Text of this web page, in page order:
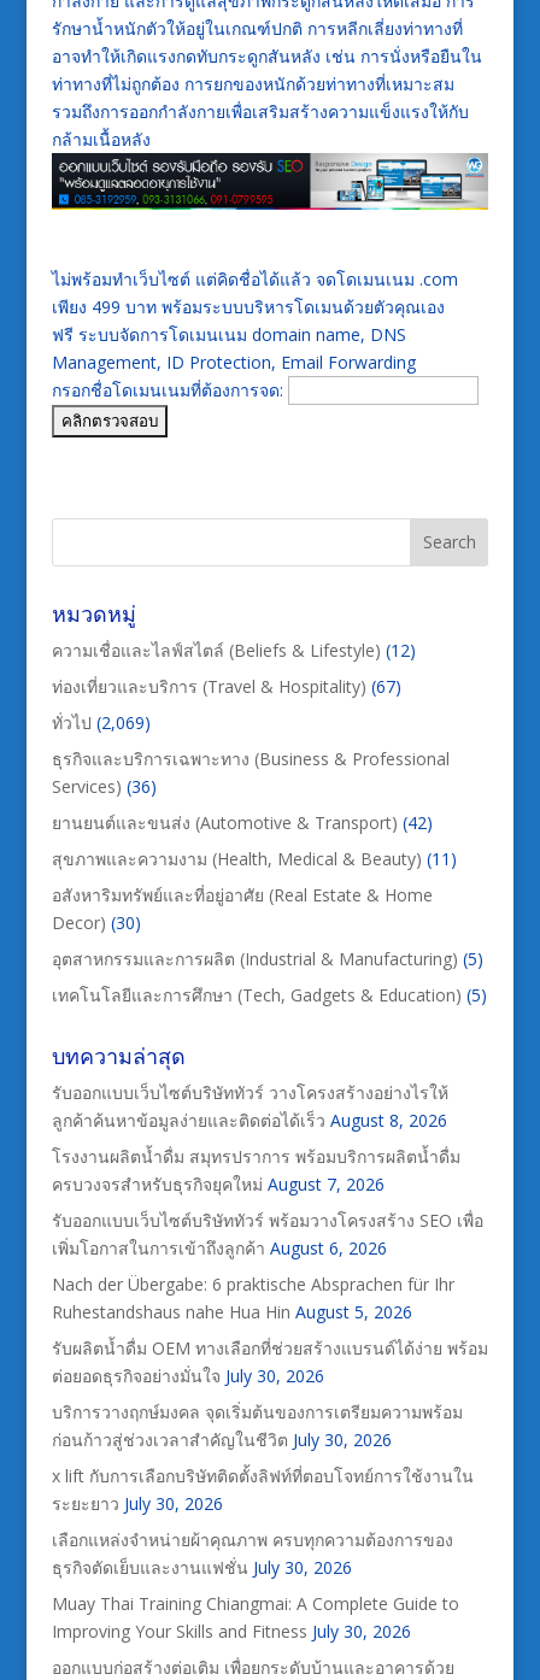
รักษาน้ำหนักตัวให้อยู่ในเกณฑ์ปกติ การหลีกเลี่ยงท่าทางที่
อาจทำให้เกิดแรงกดทับกระดูกสันหลัง เช่น การนั่งหรือยืนใน
ท่าทางที่ไม่ถูกต้อง การยกของหนักด้วยท่าทางที่เหมาะสม
รวมถึงการออกกำลังกายเพื่อเสริมสร้างความแข็งแรงให้กับ
กล้ามเนื้อหลัง
ไม่พร้อมทำเว็บไซต์ แต่คิดชื่อได้แล้ว จดโดเมนเนม .com
เพียง 499 บาท พร้อมระบบบริหารโดเมนด้วยตัวคุณเอง
ฟรี ระบบจัดการโดเมนเนม domain name, DNS
Management, ID Protection, Email Forwarding
กรอกชื่อโดเมนเนมที่ต้องการจด:
หมวดหมู่
ความเชื่อและไลฟ์สไตล์ (Beliefs & Lifestyle) (12)
ท่องเที่ยวและบริการ (Travel & Hospitality) (67)
ทั่วไป (2,069)
ธุรกิจและบริการเฉพาะทาง (Business & Professional
Services) (36)
ยานยนต์และขนส่ง (Automotive & Transport) (42)
สุขภาพและความงาม (Health, Medical & Beauty) (11)
อสังหาริมทรัพย์และที่อยู่อาศัย (Real Estate & Home
Decor) (30)
อุตสาหกรรมและการผลิต (Industrial & Manufacturing) (5)
เทคโนโลยีและการศึกษา (Tech, Gadgets & Education) (5)
บทความล่าสุด
รับออกแบบเว็บไซต์บริษัททัวร์ วางโครงสร้างอย่างไรให้
ลูกค้าค้นหาข้อมูลง่ายและติดต่อได้เร็ว August 8, 2026
โรงงานผลิตน้ำดื่ม สมุทรปราการ พร้อมบริการผลิตน้ำดื่ม
ครบวงจรสำหรับธุรกิจยุคใหม่ August 7, 2026
รับออกแบบเว็บไซต์บริษัททัวร์ พร้อมวางโครงสร้าง SEO เพื่อ
เพิ่มโอกาสในการเข้าถึงลูกค้า August 6, 2026
Nach der Übergabe: 6 praktische Absprachen für Ihr
Ruhestandshaus nahe Hua Hin August 5, 2026
รับผลิตน้ำดื่ม OEM ทางเลือกที่ช่วยสร้างแบรนด์ได้ง่าย พร้อม
ต่อยอดธุรกิจอย่างมั่นใจ July 30, 2026
บริการวางฤกษ์มงคล จุดเริ่มต้นของการเตรียมความพร้อม
ก่อนก้าวสู่ช่วงเวลาสำคัญในชีวิต July 30, 2026
x lift กับการเลือกบริษัทติดตั้งลิฟท์ที่ตอบโจทย์การใช้งานใน
ระยะยาว July 30, 2026
เลือกแหล่งจำหน่ายผ้าคุณภาพ ครบทุกความต้องการของ
ธุรกิจตัดเย็บและงานแฟชั่น July 30, 2026
Muay Thai Training Chiangmai: A Complete Guide to
Improving Your Skills and Fitness July 30, 2026
ออกแบบก่อสร้างต่อเติม เพื่อยกระดับบ้านและอาคารด้วย